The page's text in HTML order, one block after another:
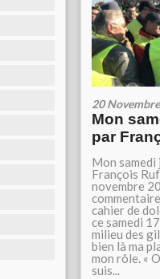
20
Mon
par
Mon samedi
François
novembre
cahier de
ce samedi
milieu des
bien là ma
mon rôle. «
suis...